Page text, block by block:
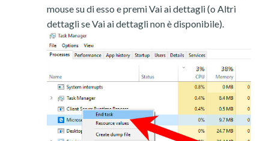
mouse su di esso e premi Vai ai dettagli (o Altri
dettagli se Vai ai dettagli non è disponibile).